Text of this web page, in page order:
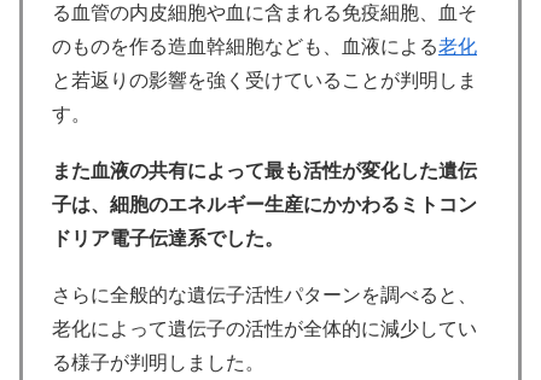
る血管の内皮細胞や血に含まれる免疫細胞、血そ
のものを作る造血幹細胞なども、血液による老化
と若返りの影響を強く受けていることが判明しま
す。
また血液の共有によって最も活性が変化した遺伝
子は、細胞のエネルギー生産にかかわるミトコン
ドリア電子伝達系でした。
さらに全般的な遺伝子活性パターンを調べると、
老化によって遺伝子の活性が全体的に減少してい
る様子が判明しました。